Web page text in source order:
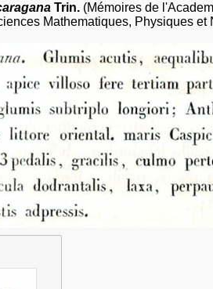
Trin. (Mémoires de
Mathematiques, Physiques et